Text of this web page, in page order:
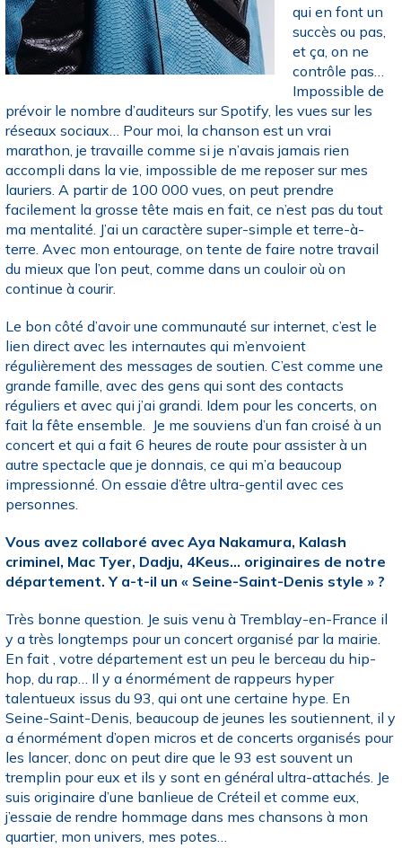
qui en font un
succès ou pas,
et ça, on ne
contrôle pas…
Impossible de
prévoir le nombre d’auditeurs sur Spotify, les vues sur les
réseaux sociaux… Pour moi, la chanson est un vrai
marathon, je travaille comme si je n’avais jamais rien
accompli dans la vie, impossible de me reposer sur mes
lauriers. A partir de 100 000 vues, on peut prendre
facilement la grosse tête mais en fait, ce n’est pas du tout
ma mentalité. J’ai un caractère super-simple et terre-à-
terre. Avec mon entourage, on tente de faire notre travail
du mieux que l’on peut, comme dans un couloir où on
continue à courir.
Le bon côté d’avoir une communauté sur internet, c’est le
lien direct avec les internautes qui m’envoient
régulièrement des messages de soutien. C’est comme une
grande famille, avec des gens qui sont des contacts
réguliers et avec qui j’ai grandi. Idem pour les concerts, on
fait la fête ensemble. Je me souviens d’un fan croisé à un
concert et qui a fait 6 heures de route pour assister à un
autre spectacle que je donnais, ce qui m’a beaucoup
impressionné. On essaie d’être ultra-gentil avec ces
personnes.
Vous avez collaboré avec Aya Nakamura, Kalash
criminel, Mac Tyer, Dadju, 4Keus… originaires de notre
département. Y a-t-il un « Seine-Saint-Denis style » ?
Très bonne question. Je suis venu à Tremblay-en-France il
y a très longtemps pour un concert organisé par la mairie.
En fait , votre département est un peu le berceau du hip-
hop, du rap… Il y a énormément de rappeurs hyper
talentueux issus du 93, qui ont une certaine hype. En
Seine-Saint-Denis, beaucoup de jeunes les soutiennent, il y
a énormément d’open micros et de concerts organisés pour
les lancer, donc on peut dire que le 93 est souvent un
tremplin pour eux et ils y sont en général ultra-attachés. Je
suis originaire d’une banlieue de Créteil et comme eux,
j’essaie de rendre hommage dans mes chansons à mon
quartier, mon univers, mes potes…